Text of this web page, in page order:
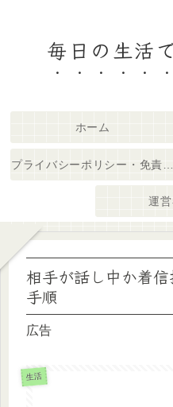
毎日の生活
ホーム
運
相手が話し中か着
手順
広告
生活